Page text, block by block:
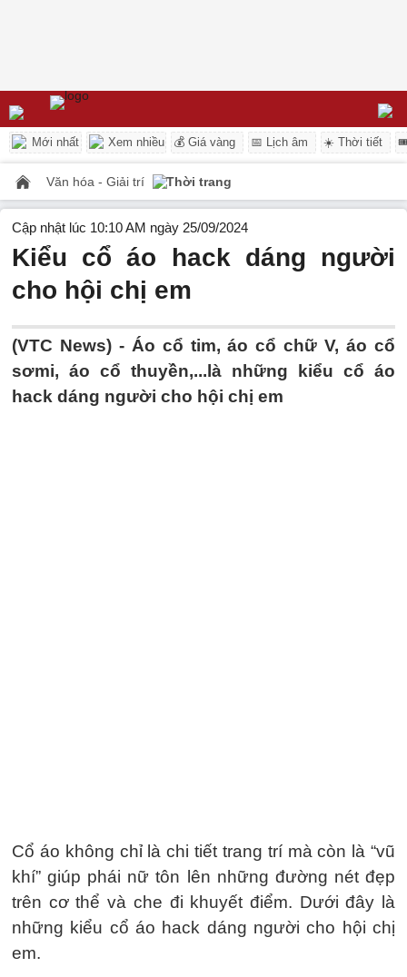
Mới nhất Xem nhiều 💰 Giá vàng 📅 Lịch âm ☀️ Thời tiết
Văn hóa - Giải trí Thời trang
Cập nhật lúc 10:10 AM ngày 25/09/2024
Kiểu cổ áo hack dáng người
cho hội chị em
(VTC News) - Áo cổ tim, áo cổ chữ V, áo cổ
sơmi, áo cổ thuyền,...là những kiểu cổ áo
hack dáng người cho hội chị em
Cổ áo không chỉ là chi tiết trang trí mà còn là “vũ
khí” giúp phái nữ tôn lên những đường nét đẹp
trên cơ thể và che đi khuyết điểm. Dưới đây là
những kiểu cổ áo hack dáng người cho hội chị
em.